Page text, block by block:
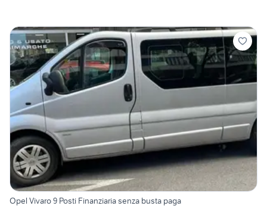
Opel Vivaro 9 Posti Finanziaria senza busta paga